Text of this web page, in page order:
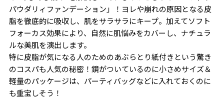
パウダリィファンデーション」！ヨレや崩れの原因となる皮
脂を徹底的に吸収し、肌をサラサラにキープ。加えてソフト
フォーカス効果により、自然に肌悩みをカバーし、ナチュラ
ルな美肌を演出します。
特に皮脂が気になる人のためのあぶらとり紙付きという驚き
のコスパも人気の秘密！鏡がついているのに小さめサイズ＆
軽量のパッケージは、パーティバッグなどに入れておくのに
も重宝しそう！